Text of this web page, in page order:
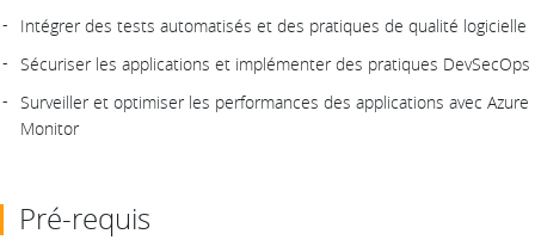
Intégrer des tests automatisés et des pratiques de qualité logicielle
Sécuriser les applications et implémenter des pratiques DevSecOps
Surveiller et optimiser les performances des applications avec Azure
Monitor
Pré-requis